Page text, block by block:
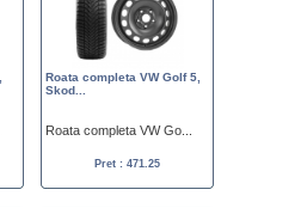
Roata completa VW Golf 5,
Skod...
Roata completa VW Go...
Pret : 471.25